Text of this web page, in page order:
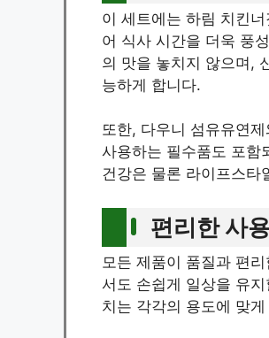
이 세트에는 하림 치킨
어 식사 시간을 더욱 풍
의 맛을 놓치지 않으며,
능하게 합니다.
또한, 다우니 섬유유연
사용하는 필수품도 포함
건강은 물론 라이프스타
편리한 사
모든 제품이 품질과 편
서도 손쉽게 일상을 유
치는 각각의 용도에 맞